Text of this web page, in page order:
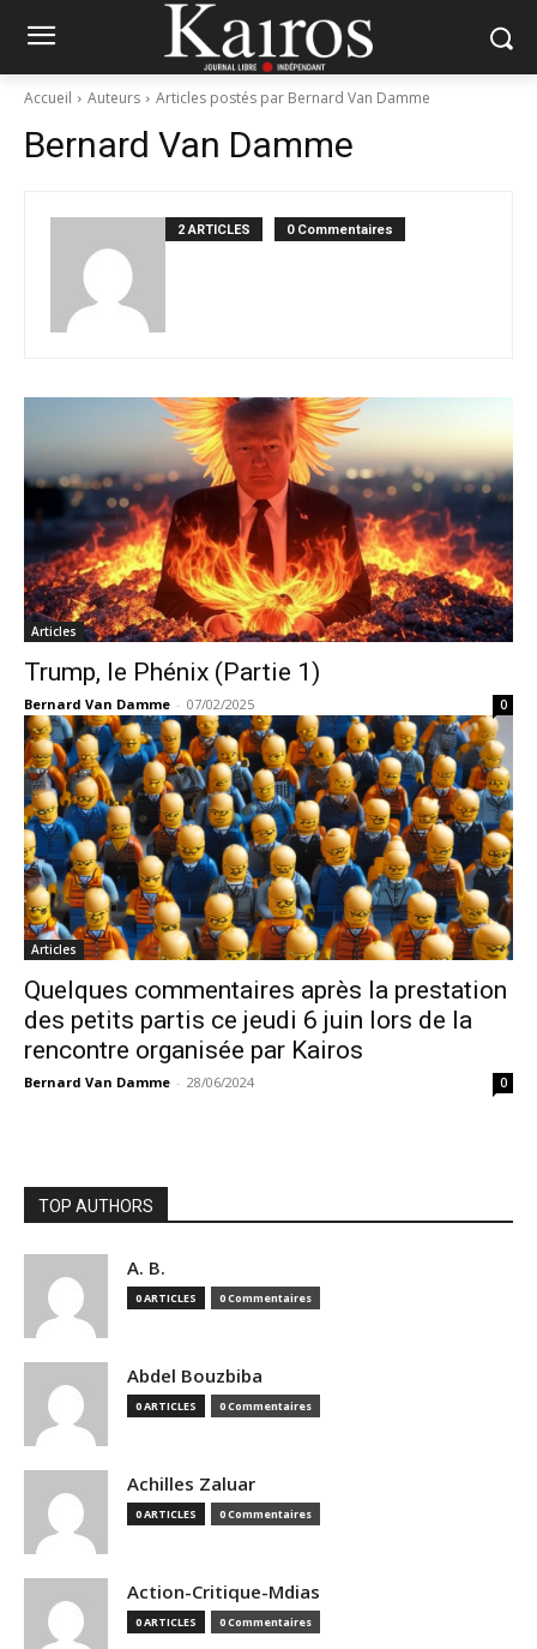
Accueil Auteurs Articles postés par Bernard Van Damme
Bernard Van Damme
2 ARTICLES 0 Commentaires
Articles
Trump, le Phénix (Partie 1)
Bernard Van Damme - 07/02/2025 0
Articles
Quelques commentaires après la prestation
des petits partis ce jeudi 6 juin lors de la
rencontre organisée par Kairos
Bernard Van Damme - 28/06/2024 0
TOP AUTHORS
A. B.
0 ARTICLES 0 Commentaires
Abdel Bouzbiba
0 ARTICLES 0 Commentaires
Achilles Zaluar
0 ARTICLES 0 Commentaires
Action-Critique-Mdias
0 ARTICLES 0 Commentaires